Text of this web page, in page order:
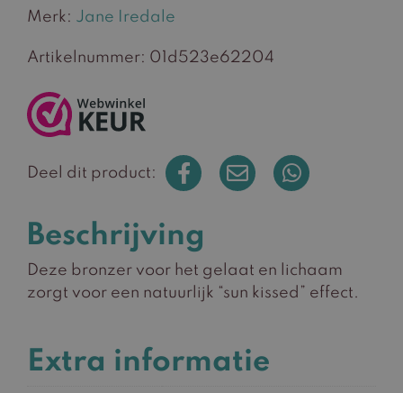
Artikelnummer: 01d523e62204
Deel dit product:
Merk: Jane Iredale
Beschrijving
Deze bronzer voor het gelaat en lichaam
zorgt voor een natuurlijk “sun kissed” effect.
Extra informatie